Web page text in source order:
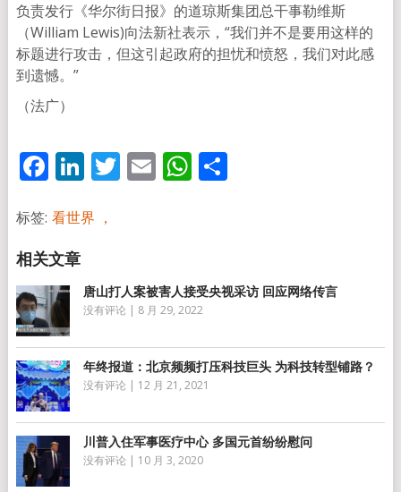
负责发行《华尔街日报》的道琼斯集团总干事勒维斯
（William Lewis)向法新社表示，“我们并不是要用这样的
标题进行攻击，但这引起政府的担忧和愤怒，我们对此感
到遗憾。”
（法广）
Facebook
LinkedIn
Twitter
EmailWhatsApp
分
标签: 看世界 ，
唐山打人案被害人接受央视采访 回应网络传言
没有评论 | 8 月 29, 2022
年终报道：北京频频打压科技巨头 为科技转型铺路？
没有评论 | 12 月 21, 2021
川普入住军事医疗中心 多国元首纷纷慰问
没有评论 | 10 月 3, 2020